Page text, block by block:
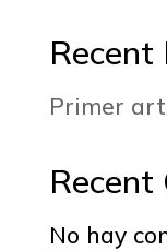
Recent
Primer
No hay